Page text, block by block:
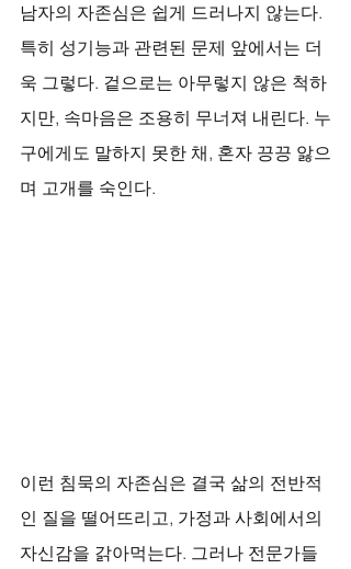
남자의 자존심은 쉽게 드러나지 않는다.
특히 성기능과 관련된 문제 앞에서는 더
욱 그렇다. 겉으로는 아무렇지 않은 척하
지만, 속마음은 조용히 무너져 내린다. 누
구에게도 말하지 못한 채, 혼자 끙끙 앓으
며 고개를 숙인다.
이런 침묵의 자존심은 결국 삶의 전반적
인 질을 떨어뜨리고, 가정과 사회에서의
자신감을 갉아먹는다. 그러나 전문가들